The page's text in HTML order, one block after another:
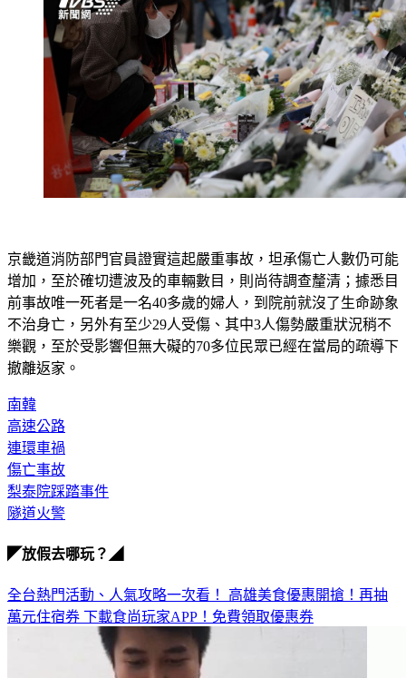
京畿道消防部門官員證實這起嚴重事故，坦承傷亡人數仍可能
增加，至於確切遭波及的車輛數目，則尚待調查釐清；據悉目
前事故唯一死者是一名40多歲的婦人，到院前就沒了生命跡象
不治身亡，另外有至少29人受傷、其中3人傷勢嚴重狀況稍不
樂觀，至於受影響但無大礙的70多位民眾已經在當局的疏導下
撤離返家。
南韓
高速公路
連環車禍
傷亡事故
梨泰院踩踏事件
隧道火警
◤放假去哪玩？◢
全台熱門活動、人氣攻略一次看！ 高雄美食優惠開搶！再抽
萬元住宿券 下載食尚玩家APP！免費領取優惠券